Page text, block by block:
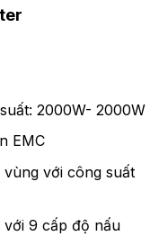
2000W- 2000W
EMC
với công suất
với 9 cấp độ nấu